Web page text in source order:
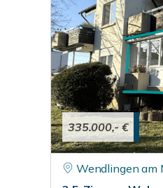
335.000,- €
Wendlingen am